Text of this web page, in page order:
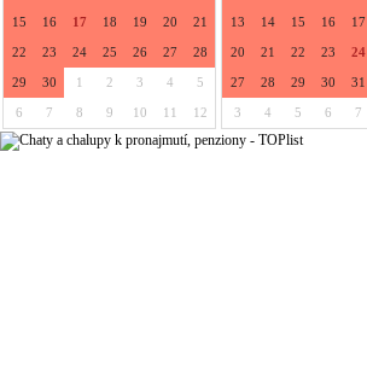
15 16 17 18 19 20 21
22 23 24 25 26 27 28
29 30 1 2 3 4 5
6 7 8 9 10 11 12
13 14 15 16 17
20 21 22 23 24
27 28 29 30 31
3 4 5 6 7